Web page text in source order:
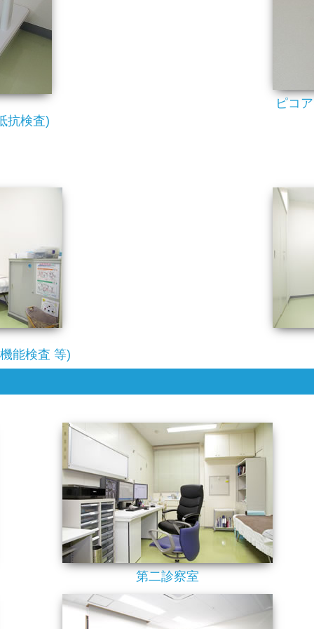
抗検査)
ピコ
能検査 等)
第二診察室